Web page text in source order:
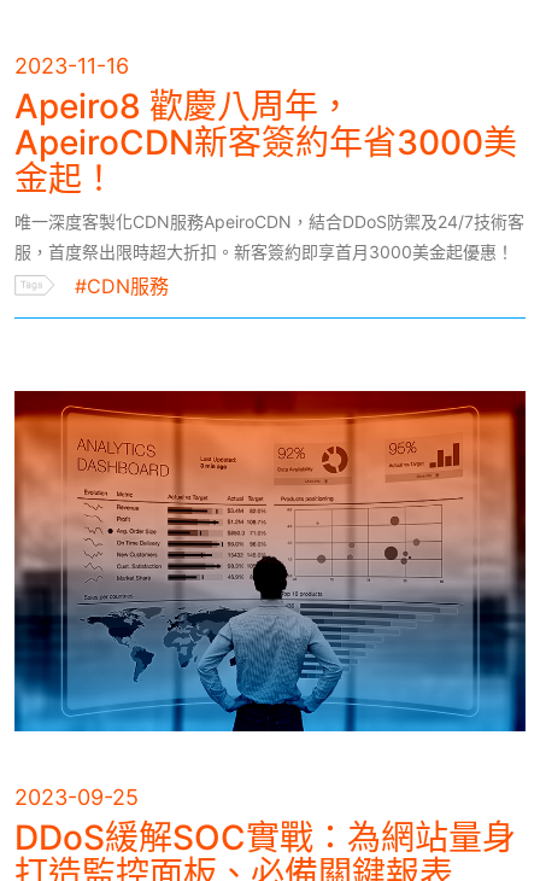
2023-11-16
Apeiro8 歡慶八周年，
ApeiroCDN新客簽約年省3000美
金起！
唯一深度客製化CDN服務ApeiroCDN，結合DDoS防禦及24/7技術客
服，首度祭出限時超大折扣。新客簽約即享首月3000美金起優惠！
#CDN服務
2023-09-25
DDoS緩解SOC實戰：為網站量身